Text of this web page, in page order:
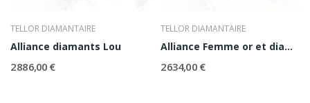
TELLOR DIAMANTAIRE
Alliance diamants Lou
2 886,00 €
TELLOR DIAMANTAIRE
Alliance Femme or et diamants Princesse
2 634,00 €